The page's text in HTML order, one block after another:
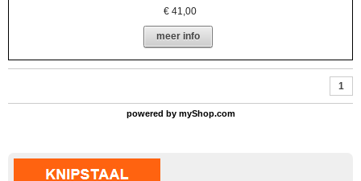
€41,00
meer info
1
powered by myShop.com